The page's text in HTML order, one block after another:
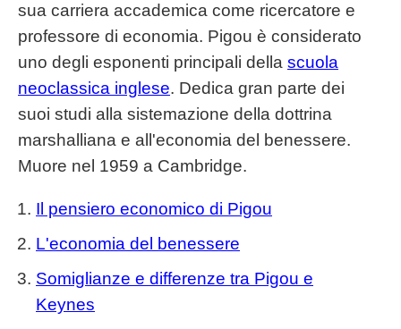
sua carriera accademica come ricercatore e
professore di economia. Pigou è considerato
uno degli esponenti principali della scuola
neoclassica inglese. Dedica gran parte dei
suoi studi alla sistemazione della dottrina
marshalliana e all'economia del benessere.
Muore nel 1959 a Cambridge.
Il pensiero economico di Pigou
L'economia del benessere
Somiglianze e differenze tra Pigou e
Keynes